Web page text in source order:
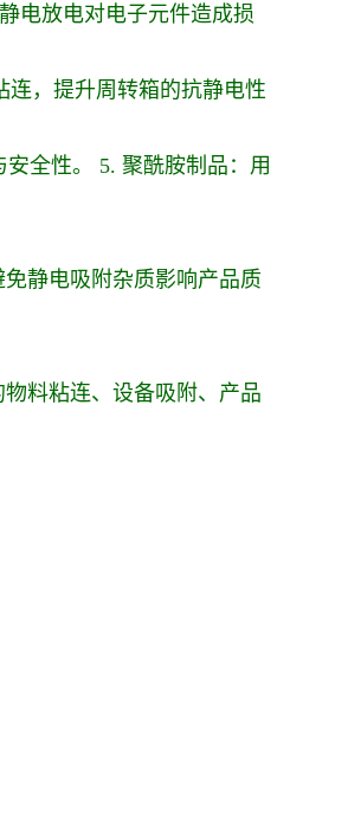
电放电对电子元件造成损
连，提升周转箱的抗静电性
全性。 5. 聚酰胺制品：用
静电吸附杂质影响产品质
料粘连、设备吸附、产品